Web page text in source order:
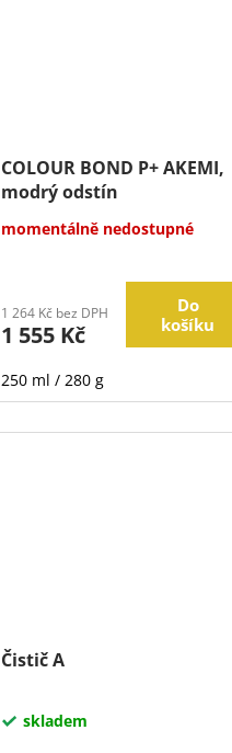
CREAM CC 1640
COLOUR BOND P+ AKEMI,
modrý odstín
momentálně nedostupné
1 264 Kč bez DPH
1 555 Kč
Do
košíku
250 ml / 280 g
Čistič A
skladem